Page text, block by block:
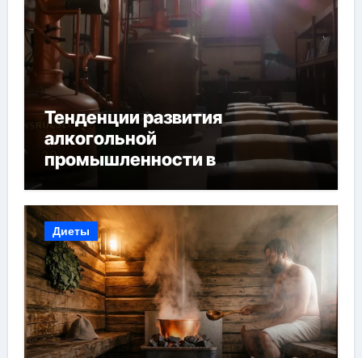
Тенденции развития
алкогольной
промышленности в
Диеты